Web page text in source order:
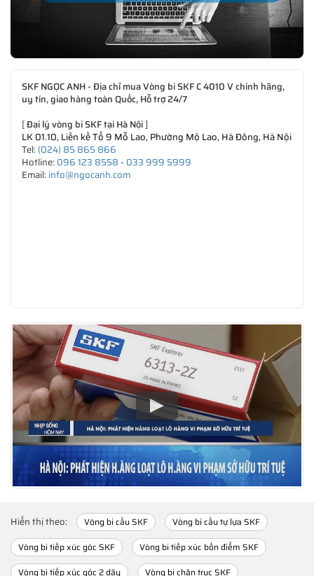
SKF NGỌC ANH - Địa chỉ mua Vòng bi SKF C 4010 V chính hãng,
uy tín, giao hàng toàn Quốc, Hỗ trợ 24/7
[Đại lý vòng bi SKF tại Hà Nội]
LK 01.10, Liền kề Tổ 9 Mỗ Lao, Phường Mộ Lao, Hà Đông, Hà Nội
Tel: (024) 85 865 866
Hotline: 096 123 8558- 033 999 5999
Email: info@ngocanh.com
Hiển thị theo: Vòng bi cầu SKF
Vòng bi cầu tự lựa SKF
Vòng bi tiếp xúc góc SKF
Vòng bi tiếp xúc bốn điểm SKF
Vòng bi tiếp xúc góc 2 dãy
Vòng bi chặn trục SKF